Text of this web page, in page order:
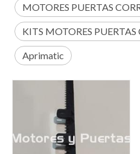
MOTORES PUERTAS
KITS MOTORES PUERTAS
Aprimatic